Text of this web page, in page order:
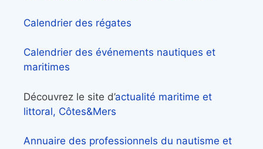
Calendrier des régates
Calendrier des événements nautiques et
maritimes
Découvrez le site d’actualité maritime et
littoral, Côtes&Mers
Annuaire des professionnels du nautisme et